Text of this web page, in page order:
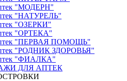
"МОДЕРН"
"НАТУРЕЛЬ"
"ОЗЕРКИ"
"ОРТЕКА"
"ПЕРВАЯ ПОМОЩЬ"
"РОДНИК ЗДОРОВЬЯ"
"ФИАЛКА"
ДЛЯ АПТЕК